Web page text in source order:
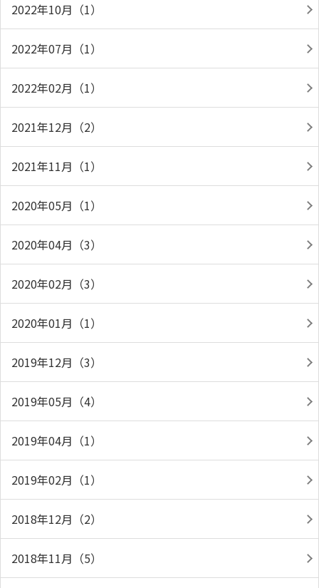
2022年10月（1）
2022年07月（1）
2022年02月（1）
2021年12月（2）
2021年11月（1）
2020年05月（1）
2020年04月（3）
2020年02月（3）
2020年01月（1）
2019年12月（3）
2019年05月（4）
2019年04月（1）
2019年02月（1）
2018年12月（2）
2018年11月（5）